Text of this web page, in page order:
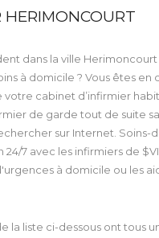
HERIMONCOURT
dans la ville
à domicile ? Vous êtes en
votre cabinet d’infirmier
de garde tout de suite
sur Internet. Soins-
7 avec les infirmiers de
à domicile ou les
la liste ci-dessous ont tous